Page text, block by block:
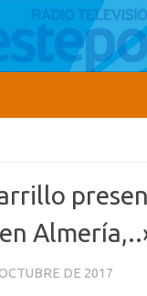
DE 2017